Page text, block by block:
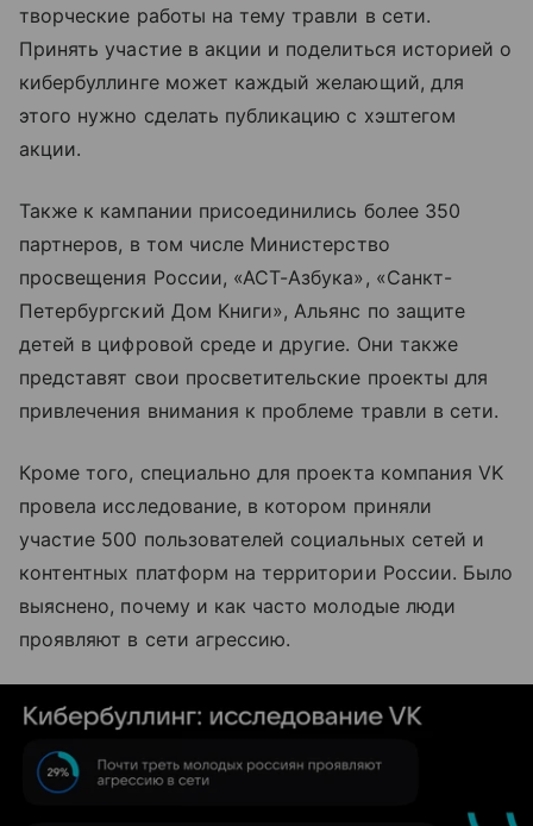
творческие работы на тему травли в сети.
Принять участие в акции и поделиться историей о
кибербуллинге может каждый желающий, для
этого нужно сделать публикацию с хэштегом
акции.
Также к кампании присоединились более 350
партнеров, в том числе Министерство
просвещения России, «АСТ-Азбука», «Санкт-
Петербургский Дом Книги», Альянс по защите
детей в цифровой среде и другие. Они также
представят свои просветительские проекты для
привлечения внимания к проблеме травли в сети.
Кроме того, специально для проекта компания VK
провела исследование, в котором приняли
участие 500 пользователей социальных сетей и
контентных платформ на территории России. Было
выяснено, почему и как часто молодые люди
проявляют в сети агрессию.